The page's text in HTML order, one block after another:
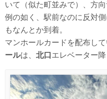
いて（似た町並みで）、方向
例の如く、駅前なのに反対
もなんとか到着。
マンホールカードを配布して
ールは、 北口 エレベーター